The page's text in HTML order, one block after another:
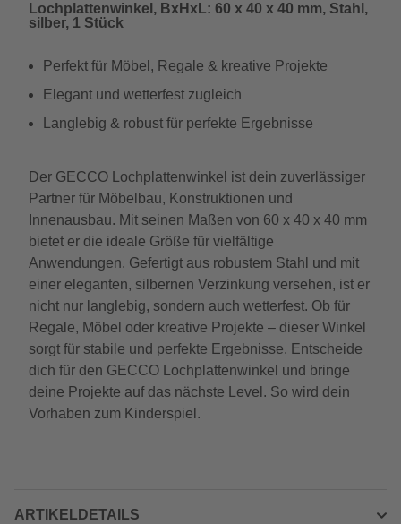
Lochplattenwinkel, BxHxL: 60 x 40 x 40 mm, Stahl,
silber, 1 Stück
Perfekt für Möbel, Regale & kreative Projekte
Elegant und wetterfest zugleich
Langlebig & robust für perfekte Ergebnisse
Der GECCO Lochplattenwinkel ist dein zuverlässiger
Partner für Möbelbau, Konstruktionen und
Innenausbau. Mit seinen Maßen von 60 x 40 x 40 mm
bietet er die ideale Größe für vielfältige
Anwendungen. Gefertigt aus robustem Stahl und mit
einer eleganten, silbernen Verzinkung versehen, ist er
nicht nur langlebig, sondern auch wetterfest. Ob für
Regale, Möbel oder kreative Projekte – dieser Winkel
sorgt für stabile und perfekte Ergebnisse. Entscheide
dich für den GECCO Lochplattenwinkel und bringe
deine Projekte auf das nächste Level. So wird dein
Vorhaben zum Kinderspiel.
ARTIKELDETAILS